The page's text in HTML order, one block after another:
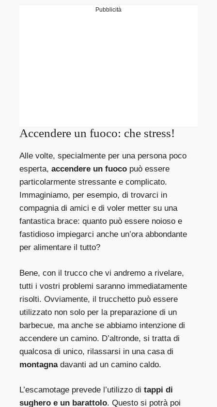
Pubblicità
Accendere un fuoco: che stress!
Alle volte, specialmente per una persona poco
esperta,accendere un fuoco può essere
particolarmente stressante e complicato.
Immaginiamo, per esempio, di trovarci in
compagnia di amici e di voler metter su una
fantastica brace: quanto può essere noioso e
fastidioso impiegarci anche un’ora abbondante
per alimentare il tutto?
Bene, con il trucco che vi andremo a rivelare,
tutti i vostri problemi saranno immediatamente
risolti. Ovviamente, il trucchetto può essere
utilizzato non solo per la preparazione di un
barbecue, ma anche se abbiamo intenzione di
accendere un camino. D’altronde, si tratta di
qualcosa di unico, rilassarsi in una casa di
montagnadavanti ad un camino caldo.
L’escamotage prevede l’utilizzo ditappi di
sughero e un barattolo. Questo si potrà poi